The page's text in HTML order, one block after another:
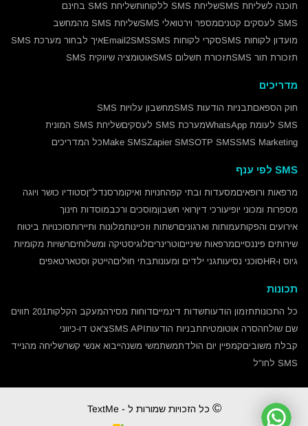
תוכנה לשליחת SMS
שליחת SMS ללקוחות
שליחת SMS בחינם
SMS לעסקים קטנים
מספר וירטואלי SMS
שליחת SMS מהמחשב
מועדון לקוחות SMS
סקרי לקוחות SMS Email2SMSאיך לבחור מערכת SMS
תזכורת תור SMS
תזכורת תשלום SMS אוטומציה שיווקית SMS
מדריכים
חוק הספאםתבניות הודעות SMS
מחשבון עלויות SMS
SMS לעומת WhatsApp
מערכת SMS לעסקים
שליחת SMS המונית
SMS Marketing
OTP SMS
Zapier SMS
Make SMSכל המדריכים
SMS לפי ענף
מרפאות ורופאיםמסעדות ובתי קפהחנויות ואיקומרסנדל"ןסטודיו כושר ויוגה
מספרות ומכוני יופיעורכי דיןרואי חשבוןמוסכים ורכבמוסדות חינוך
אירועים והפקותעמותות וארגוניםרשתות וזכיינותמלונות ותיירותסוכנויות ביטוח
שירותים פיננסייםמרפאות שינייםוטרינריםלוגיסטיקה ומשלוחיםרשויות מקומיות
גיוס ו-HR
סוכני נסיעותגני ילדים ומעונותבתי חוליםהייטק וסטארטאפים
תכונות
כל התכונותתזמון הודעותשדות דינמייםדוחות מסירהמעקב הקלקות201 תווים
שם שולחהסרה אוטומטיתתבניות הודעותSMS APIצ'אט דו-כיווני
קבלת משוביםקמפיין יום הולדתמשתמשי משנהייבוא אנשי קשרשליחה מהנייד
SMS לחו"ל
© כל הזכויות שמורות ל - TextMe